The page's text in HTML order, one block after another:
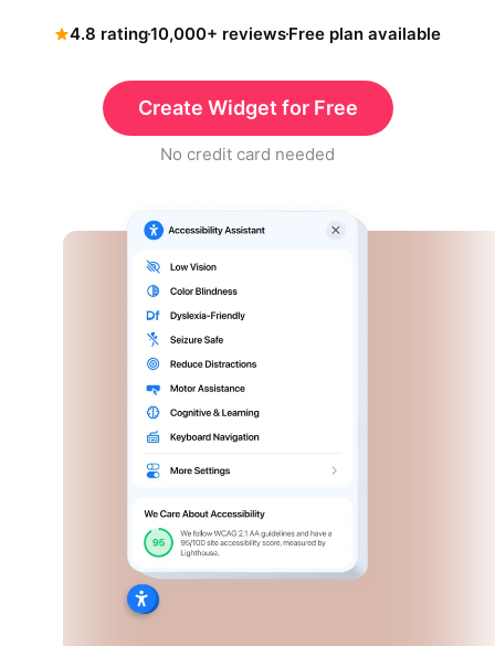
4.8 rating10,000+ reviewsFree plan available
Create Widget for Free
No credit card needed